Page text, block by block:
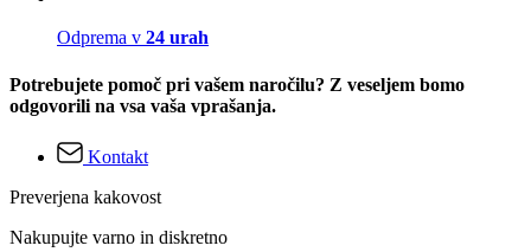
Odprema v 24 urah
Potrebujete pomoč pri vašem naročilu? Z veseljem bomo
odgovorili na vsa vaša vprašanja.
Kontakt
Preverjena kakovost
Nakupujte varno in diskretno